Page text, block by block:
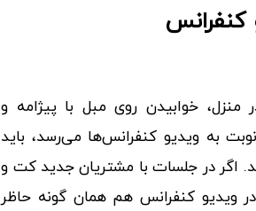
کنفرانس
منزل، خوابیدن روی مبل با پیژامه و
به ویدیو کنفرانس‌ها می‌رسد، باید
اگر در جلسات با مشتریان جدید کت و
ویدیو کنفرانس هم همان ‌گونه حاظر